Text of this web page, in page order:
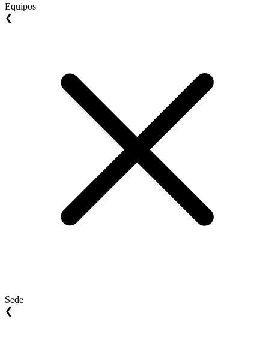
Equipos
❮
Sede
❮